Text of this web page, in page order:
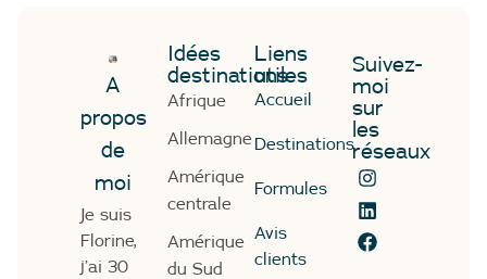
A
propos
de
moi
Je suis
Florine,
j’ai 30
Idées
destinations
Afrique
Allemagne
Amérique
centrale
Amérique
du Sud
Liens
utiles
Accueil
Destinations
Formules
Avis
clients
Suivez-
moi
sur
les
réseaux